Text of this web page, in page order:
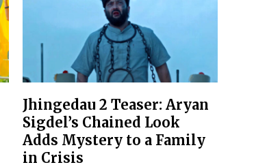
Jhingedau 2 Teaser: Aryan
Sigdel’s Chained Look
Adds Mystery to a Family
in Crisis